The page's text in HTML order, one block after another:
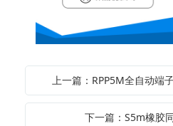
上一篇：RPP5M全自动端
下一篇：S5m橡胶